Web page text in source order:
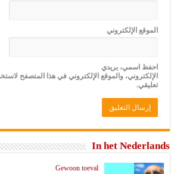
الموقع الإلكتروني
احفظ اسمي، بريدي
الإلكتروني، والموقع الإلكتروني في هذا المتصفح
تعليقي.
In het Nederlands
Gewoon toeval